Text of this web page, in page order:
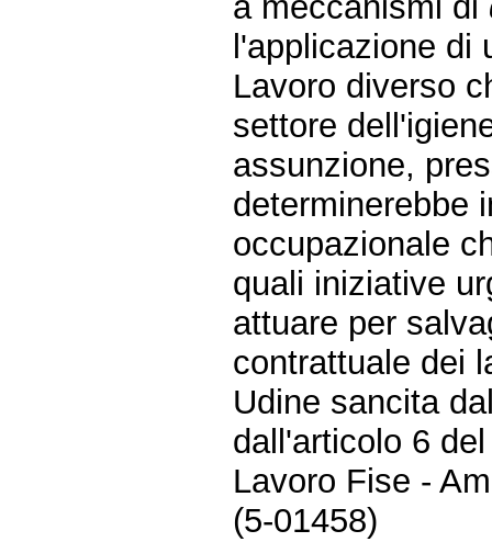
l'applicazione di
Lavoro diverso
settore
assunzione,
determinerebbe
occupazionale
quali iniziative
attuare per
contrattuale dei
Udine sancita
dall'articolo 6
Lavoro Fise -
(5-01458)